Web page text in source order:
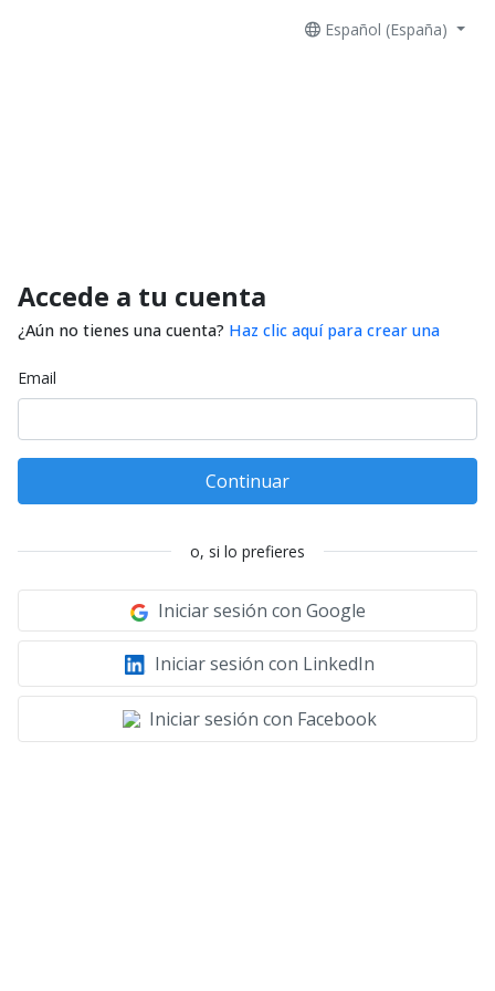
Español (España)
Accede a tu cuenta
¿Aún no tienes una cuenta? Haz clic aquí para crear una
Email
Continuar
o, si lo prefieres
Iniciar sesión con Google
Iniciar sesión con LinkedIn
Iniciar sesión con Facebook